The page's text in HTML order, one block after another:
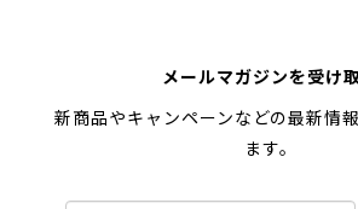
メールマガジンを受け
新商品やキャンペーンなどの最新情
ます。